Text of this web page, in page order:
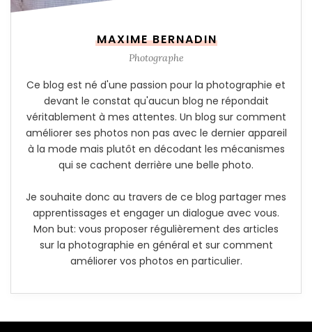
MAXIME BERNADIN
Photographe
Ce blog est né d'une passion pour la photographie et
devant le constat qu'aucun blog ne répondait
véritablement à mes attentes. Un blog sur comment
améliorer ses photos non pas avec le dernier appareil
à la mode mais plutôt en décodant les mécanismes
qui se cachent derrière une belle photo.
Je souhaite donc au travers de ce blog partager mes
apprentissages et engager un dialogue avec vous.
Mon but: vous proposer régulièrement des articles
sur la photographie en général et sur comment
améliorer vos photos en particulier.